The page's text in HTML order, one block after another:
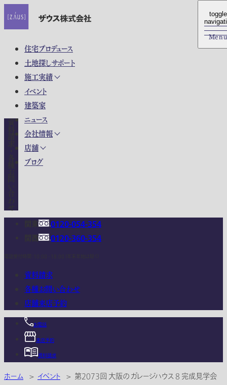
住宅プロデュース
土地探しサポート
施工実績
イベント
建築家
ニュース
会社情報
店舗
ブログ
toggle
Menu
toggle
Menu
0120-054-354
0120-360-354
資料請求
各種お問い合わせ
店舗来店予約
お電話
来店予約
資料請求
ホーム > イベント > 第2073回 大阪の ガレージハウス 8 完成見学会